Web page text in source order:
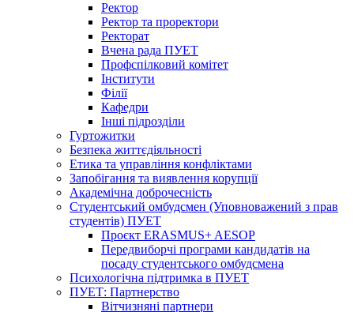
Ректор
Ректор та проректори
Ректорат
Вчена рада ПУЕТ
Профспілковий комітет
Інститути
Філії
Кафедри
Інші підрозділи
Гуртожитки
Безпека життєдіяльності
Етика та управління конфліктами
Запобігання та виявлення корупції
Академічна доброчесність
Студентський омбудсмен (Уповноважений з прав
студентів) ПУЕТ
Проєкт ERASMUS+ AESOP
Передвиборчі програми кандидатів на
посаду студентського омбудсмена
Психологічна підтримка в ПУЕТ
ПУЕТ: Партнерство
Вітчизняні партнери